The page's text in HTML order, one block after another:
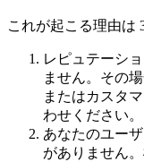
これが起こる理由は
レピュテーシ
ません。その
またはカスタ
わせください。
あなたのユー
がありません